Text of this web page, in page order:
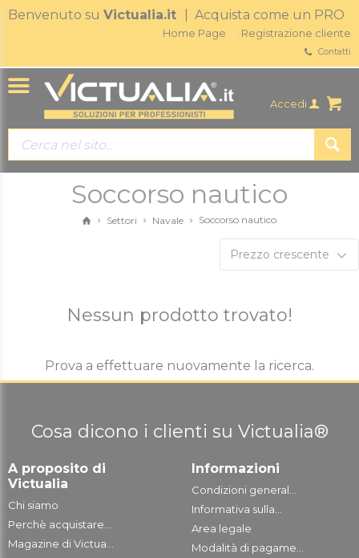
Benvenuto su Victualia.it | Acquista come un PRO
Home Page Registrazione cliente
Contatti
Accedi
Soccorso nautico
Settori Navale Soccorso nautico
Prezzo crescente
Nessun prodotto trovato!
Prova a effettuare nuovamente la ricerca.
Cosa dicono i clienti su Victualia®
A proposito di
Victualia
Chi siamo
Perchè acquistare...
Magazine di Victua...
Informazioni
Condizioni general...
Informativa sulla...
Area legale
Modalità di pagame...